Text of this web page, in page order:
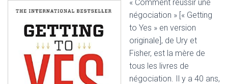
« Comment réussir une
négociation » [« Getting
to Yes » en version
originale], de Ury et
Fisher, est la mère de
tous les livres de
négociation. Il y a 40 ans,